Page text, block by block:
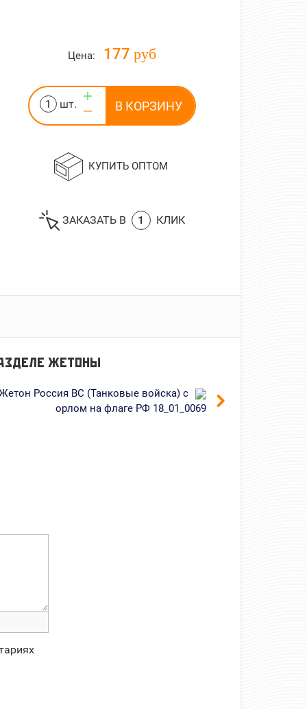
Цена: 177 руб
шт.
КУПИТЬ ОПТОМ
ЗАКАЗАТЬ В 1 КЛИК
ЖЕТОНЫ
Россия ВС (Танковые войска) с
орлом на флаге РФ 18_01_0069